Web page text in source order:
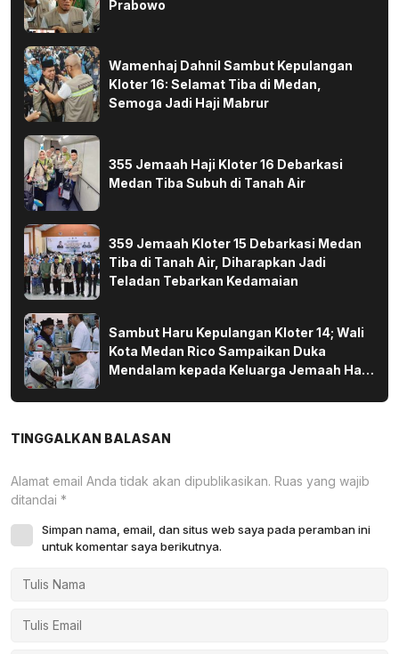
Prabowo
Wamenhaj Dahnil Sambut Kepulangan
Kloter 16: Selamat Tiba di Medan,
Semoga Jadi Haji Mabrur
355 Jemaah Haji Kloter 16 Debarkasi
Medan Tiba Subuh di Tanah Air
359 Jemaah Kloter 15 Debarkasi Medan
Tiba di Tanah Air, Diharapkan Jadi
Teladan Tebarkan Kedamaian
Sambut Haru Kepulangan Kloter 14; Wali
Kota Medan Rico Sampaikan Duka
Mendalam kepada Keluarga Jemaah Haji
TINGGALKAN BALASAN
Alamat email Anda tidak akan dipublikasikan. Ruas yang wajib
ditandai *
Simpan nama, email, dan situs web saya pada peramban ini
untuk komentar saya berikutnya.